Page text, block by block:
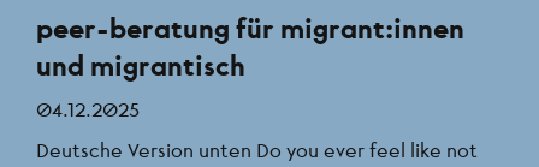
peer-beratung für migrant:innen
und migrantisch
04.12.2025
Deutsche Version unten Do you ever feel like not